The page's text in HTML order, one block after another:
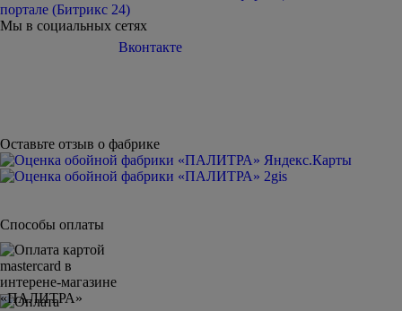
портале (Битрикс 24)
Мы в социальных сетях
Вконтакте
Оставьте отзыв о фабрике
Способы оплаты